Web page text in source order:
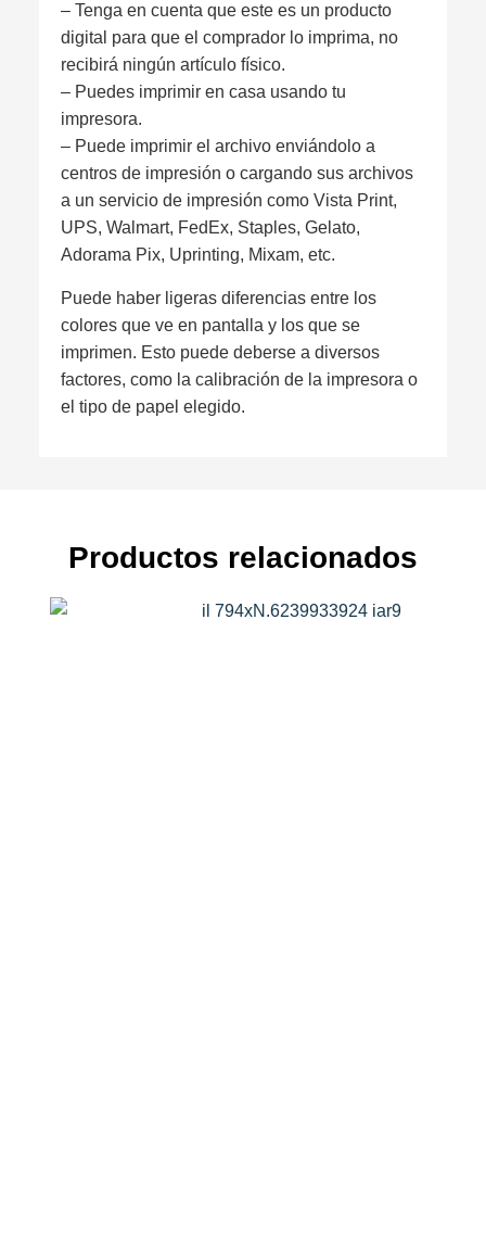
– Tenga en cuenta que este es un producto
digital para que el comprador lo imprima, no
recibirá ningún artículo físico.
– Puedes imprimir en casa usando tu
impresora.
– Puede imprimir el archivo enviándolo a
centros de impresión o cargando sus archivos
a un servicio de impresión como Vista Print,
UPS, Walmart, FedEx, Staples, Gelato,
Adorama Pix, Uprinting, Mixam, etc.
Puede haber ligeras diferencias entre los
colores que ve en pantalla y los que se
imprimen. Esto puede deberse a diversos
factores, como la calibración de la impresora o
el tipo de papel elegido.
Productos relacionados